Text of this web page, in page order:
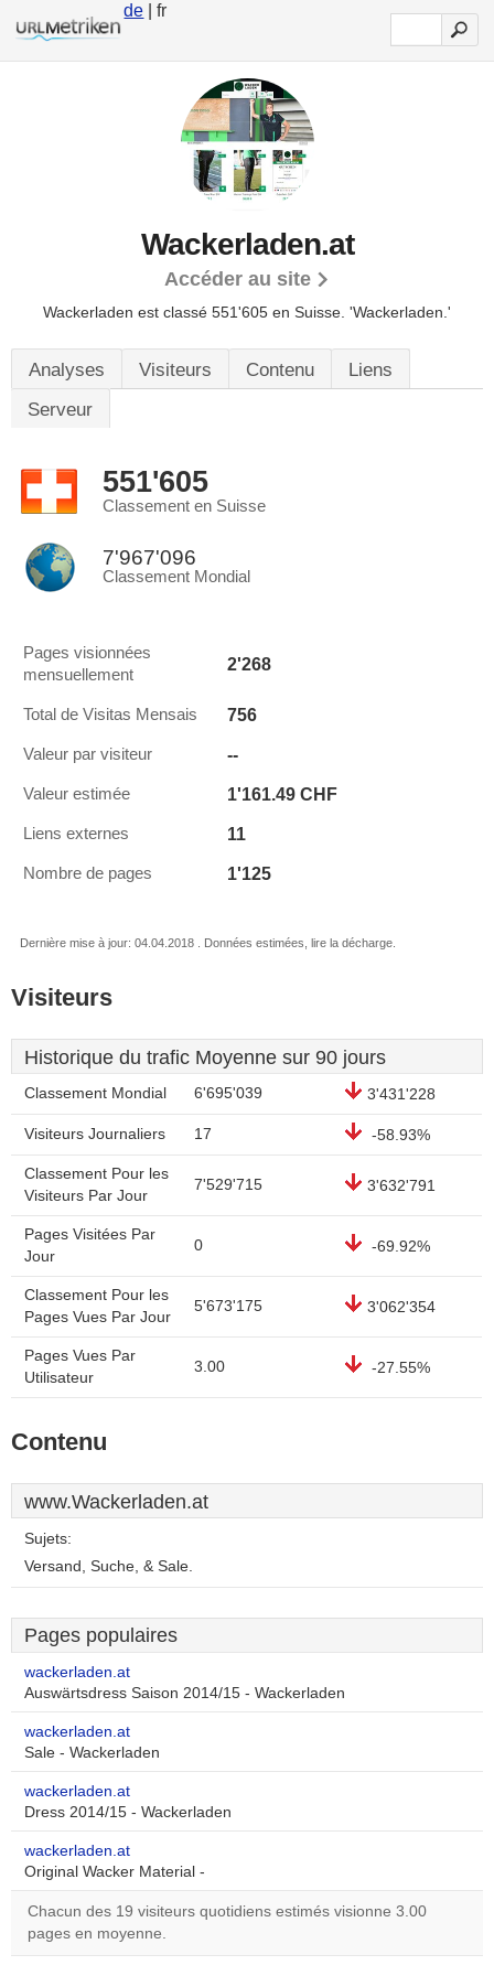
de | fr
Wackerladen.at
Accéder au site
Wackerladen est classé 551'605 en Suisse. 'Wackerladen.'
Analyses Visiteurs Contenu
Liens
Serveur
551'605
Classement en Suisse
7'967'096
Classement Mondial
Pages visionnées
mensuellement
2'268
Total de Visitas Mensais 756
Valeur par visiteur --
Valeur estimée 1'161.49 CHF
Liens externes 11
Nombre de pages 1'125
Dernière mise à jour: 04.04.2018 . Données estimées, lire la décharge.
Visiteurs
Historique du trafic Moyenne sur 90 jours
Classement Mondial 6'695'039 3'431'228
Visiteurs Journaliers 17 -58.93%
Classement Pour les
Visiteurs Par Jour
7'529'715 3'632'791
Pages Visitées Par
Jour
0 -69.92%
Classement Pour les
Pages Vues Par Jour
5'673'175 3'062'354
Pages Vues Par
Utilisateur
3.00 -27.55%
Contenu
www.Wackerladen.at
Sujets:
Versand, Suche, & Sale.
Pages populaires
wackerladen.at
Auswärtsdress Saison 2014/15 - Wackerladen
wackerladen.at
Sale - Wackerladen
wackerladen.at
Dress 2014/15 - Wackerladen
wackerladen.at
Original Wacker Material -
Chacun des 19 visiteurs quotidiens estimés visionne 3.00
pages en moyenne.